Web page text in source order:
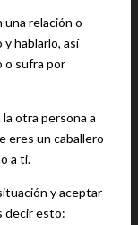
relación o
hablarlo, así
o sufra por
otra persona a
eres un caballero
a ti.
y aceptar
decir esto: